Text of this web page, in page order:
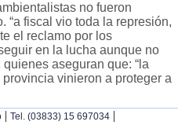
no fueron
“a fiscal vio toda la represión,
el reclamo por los
en la lucha aunque no
aseguran que: “la
vinieron a proteger a
| Tel. (03833) 15 697034 |